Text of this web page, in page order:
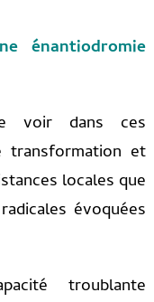
énantiodromie
voir dans ces
transformation et
locales que
évoquées
troublante